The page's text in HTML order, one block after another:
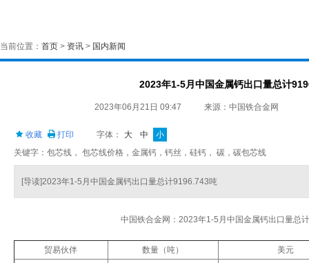
当前位置： 首页 > 资讯 > 国内新闻
2023年1-5月中国金属钙出口量总计
2023年06月21日 09:47 来源：中国铁合金网
收藏 打印 字体： 大 中
小
关键字：包芯线， 包芯线价格，金属钙，钙丝，硅钙， 碳，碳包芯线
[导读]2023年1-5月中国金属钙出口量总计9196.743吨
中国铁合金网：2023年1-5月中国金属钙出口量总
贸易伙伴 数量（吨）
美元